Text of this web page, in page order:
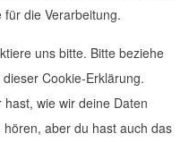
die Verarbeitung.
uns bitte. Bitte beziehe
Cookie-Erklärung.
wie wir deine Daten
aber du hast auch das